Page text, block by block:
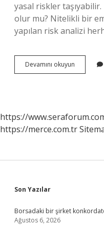
yasal riskler
olur mu? Nitelikli bir
yapılan risk analizi
Devamını okuyun
Irtifakı
https://
https://merce.com.tr
Sidebar
Son Yazılar
Borsadaki bir şirket
Ağustos 6, 2026